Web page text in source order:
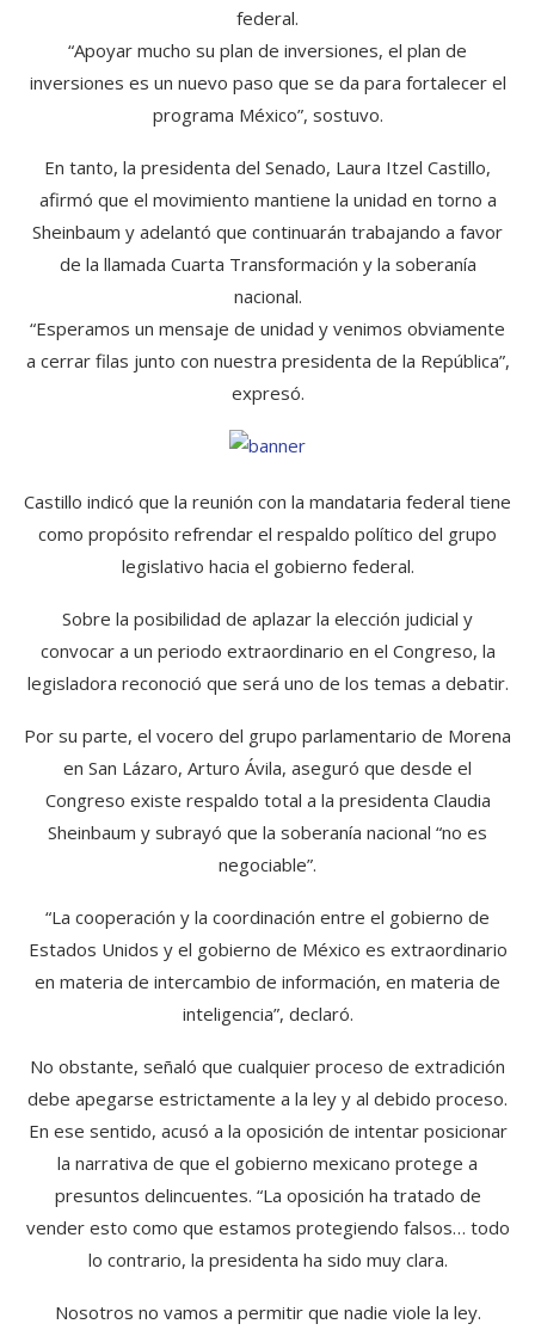
federal.
“Apoyar mucho su plan de inversiones, el plan de
inversiones es un nuevo paso que se da para fortalecer el
programa México”, sostuvo.
En tanto, la presidenta del Senado, Laura Itzel Castillo,
afirmó que el movimiento mantiene la unidad en torno a
Sheinbaum y adelantó que continuarán trabajando a favor
de la llamada Cuarta Transformación y la soberanía
nacional.
“Esperamos un mensaje de unidad y venimos obviamente
a cerrar filas junto con nuestra presidenta de la República”,
expresó.
Castillo indicó que la reunión con la mandataria federal tiene
como propósito refrendar el respaldo político del grupo
legislativo hacia el gobierno federal.
Sobre la posibilidad de aplazar la elección judicial y
convocar a un periodo extraordinario en el Congreso, la
legisladora reconoció que será uno de los temas a debatir.
Por su parte, el vocero del grupo parlamentario de Morena
en San Lázaro, Arturo Ávila, aseguró que desde el
Congreso existe respaldo total a la presidenta Claudia
Sheinbaum y subrayó que la soberanía nacional “no es
negociable”.
“La cooperación y la coordinación entre el gobierno de
Estados Unidos y el gobierno de México es extraordinario
en materia de intercambio de información, en materia de
inteligencia”, declaró.
No obstante, señaló que cualquier proceso de extradición
debe apegarse estrictamente a la ley y al debido proceso.
En ese sentido, acusó a la oposición de intentar posicionar
la narrativa de que el gobierno mexicano protege a
presuntos delincuentes. “La oposición ha tratado de
vender esto como que estamos protegiendo falsos… todo
lo contrario, la presidenta ha sido muy clara.
Nosotros no vamos a permitir que nadie viole la ley.